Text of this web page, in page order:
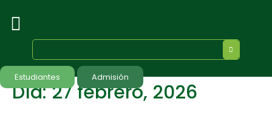
Estudiantes Admisión
Día:27 febrero, 2026